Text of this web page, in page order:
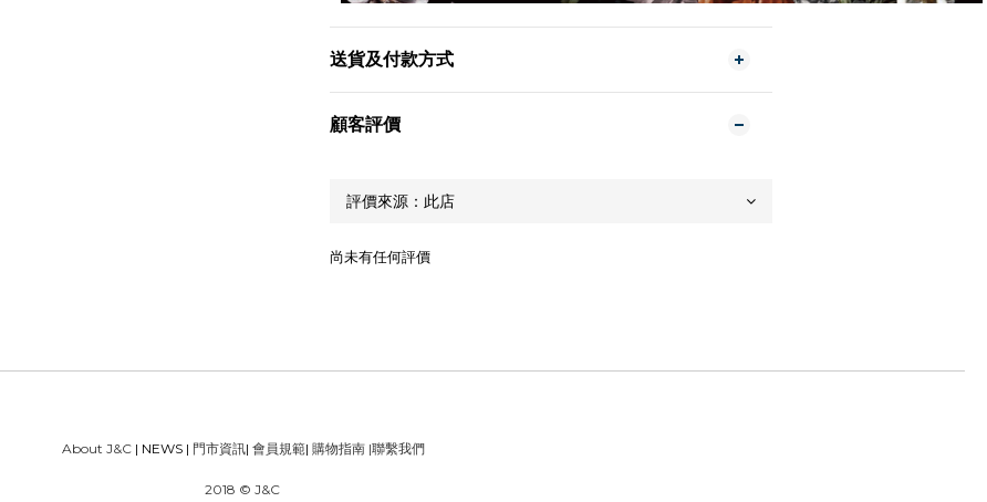
送貨及付款方式
顧客評價
尚未有任何評價
About J&C | NEWS | 門市資訊| 會員規範| 購物指南 |聯繫我們
2018 © J&C